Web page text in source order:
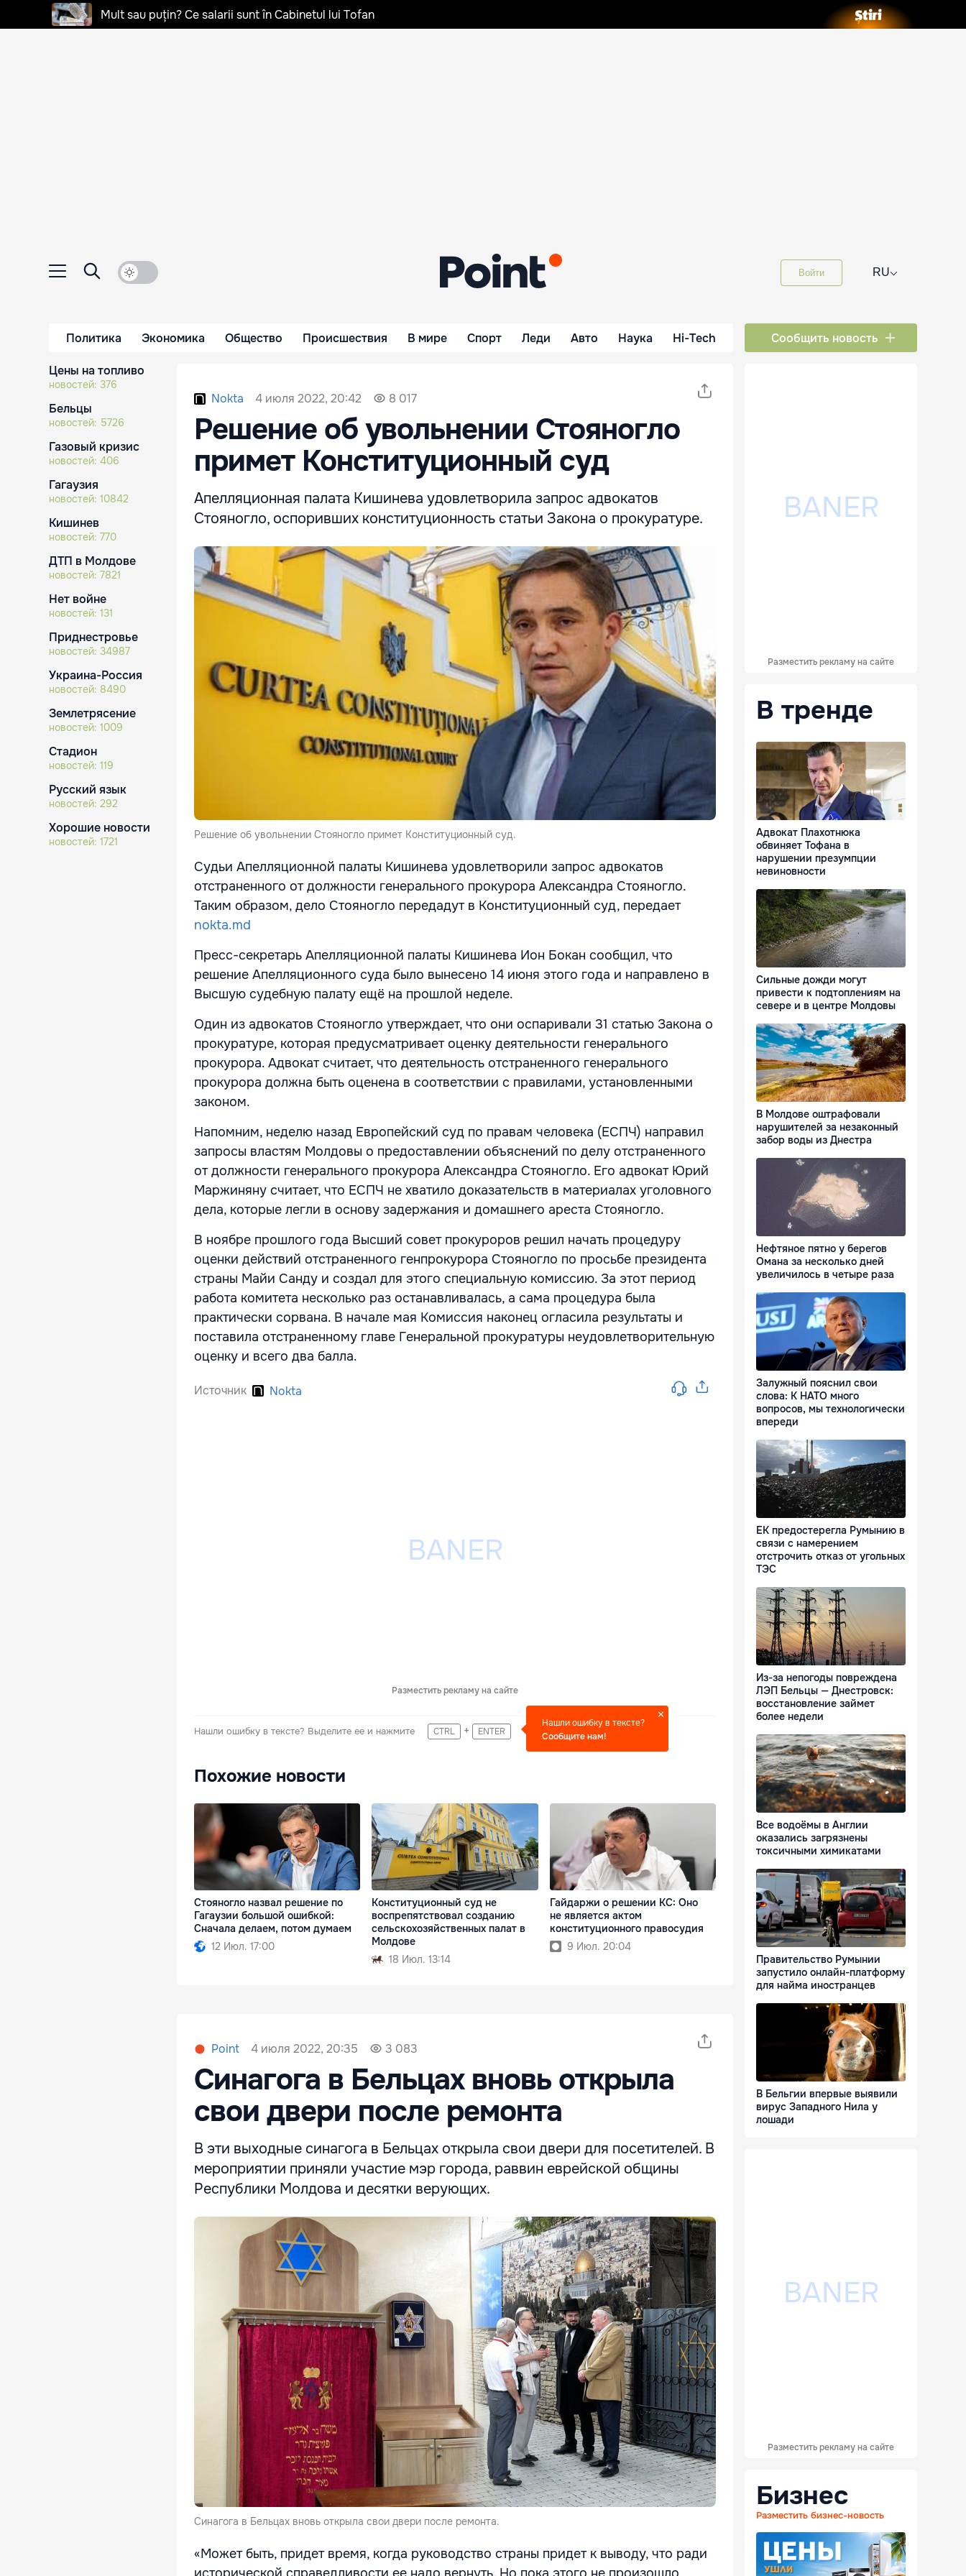
Mult sau puțin? Ce salarii sunt în Cabinetul lui Tofan
Войти RU⌵
Политика Экономика Общество Происшествия В мире Спорт Леди Авто Наука Hi-Tech Сообщить новость
Цены на топливо
новостей: 376
Бельцы
новостей: 5726
Газовый кризис
новостей: 406
Гагаузия
новостей: 10842
Кишинев
новостей: 770
ДТП в Молдове
новостей: 7821
Нет войне
новостей: 131
Приднестровье
новостей: 34987
Украина-Россия
новостей: 8490
Землетрясение
новостей: 1009
Стадион
новостей: 119
Русский язык
новостей: 292
Хорошие новости
новостей: 1721
Nokta 4 июля 2022, 20:42 8 017
Решение об увольнении Стояногло
примет Конституционный суд
Апелляционная палата Кишинева удовлетворила запрос адвокатов
Стояногло, оспоривших конституционность статьи Закона о прокуратуре.
Решение об увольнении Стояногло примет Конституционный суд.
Судьи Апелляционной палаты Кишинева удовлетворили запрос адвокатов
отстраненного от должности генерального прокурора Александра Стояногло.
Таким образом, дело Стояногло передадут в Конституционный суд, передает
nokta.md
Пресс-секретарь Апелляционной палаты Кишинева Ион Бокан сообщил, что
решение Апелляционного суда было вынесено 14 июня этого года и направлено в
Высшую судебную палату ещё на прошлой неделе.
Один из адвокатов Стояногло утверждает, что они оспаривали 31 статью Закона о
прокуратуре, которая предусматривает оценку деятельности генерального
прокурора. Адвокат считает, что деятельность отстраненного генерального
прокурора должна быть оценена в соответствии с правилами, установленными
законом.
Напомним, неделю назад Европейский суд по правам человека (ЕСПЧ) направил
запросы властям Молдовы о предоставлении объяснений по делу отстраненного
от должности генерального прокурора Александра Стояногло. Его адвокат Юрий
Маржиняну считает, что ЕСПЧ не хватило доказательств в материалах уголовного
дела, которые легли в основу задержания и домашнего ареста Стояногло.
В ноябре прошлого года Высший совет прокуроров решил начать процедуру
оценки действий отстраненного генпрокурора Стояногло по просьбе президента
страны Майи Санду и создал для этого специальную комиссию. За этот период
работа комитета несколько раз останавливалась, а сама процедура была
практически сорвана. В начале мая Комиссия наконец огласила результаты и
поставила отстраненному главе Генеральной прокуратуры неудовлетворительную
оценку и всего два балла.
Источник Nokta
Разместить рекламу на сайте
Нашли ошибку в тексте? Выделите ее и нажмите CTRL + ENTER
Нашли ошибку в тексте?
Сообщите нам!
Похожие новости
Стояногло назвал решение по
Гагаузии большой ошибкой:
Сначала делаем, потом думаем
12 Июл. 17:00
Конституционный суд не
воспрепятствовал созданию
сельскохозяйственных палат в
Молдове
18 Июл. 13:14
Гайдаржи о решении КС: Оно
не является актом
конституционного правосудия
9 Июл. 20:04
Point 4 июля 2022, 20:35 3 083
Синагога в Бельцах вновь открыла
свои двери после ремонта
В эти выходные синагога в Бельцах открыла свои двери для посетителей. В
мероприятии приняли участие мэр города, раввин еврейской общины
Республики Молдова и десятки верующих.
Синагога в Бельцах вновь открыла свои двери после ремонта.
«Может быть, придет время, когда руководство страны придет к выводу, что ради
Разместить рекламу на сайте
В тренде
Адвокат Плахотнюка
обвиняет Тофана в
нарушении презумпции
невиновности
Сильные дожди могут
привести к подтоплениям на
севере и в центре Молдовы
В Молдове оштрафовали
нарушителей за незаконный
забор воды из Днестра
Нефтяное пятно у берегов
Омана за несколько дней
увеличилось в четыре раза
Залужный пояснил свои
слова: К НАТО много
вопросов, мы технологически
впереди
ЕК предостерегла Румынию в
связи с намерением
отстрочить отказ от угольных
ТЭС
Из-за непогоды повреждена
ЛЭП Бельцы — Днестровск:
восстановление займет
более недели
Все водоёмы в Англии
оказались загрязнены
токсичными химикатами
Правительство Румынии
запустило онлайн-платформу
для найма иностранцев
В Бельгии впервые выявили
вирус Западного Нила у
лошади
Разместить рекламу на сайте
Бизнес
Разместить бизнес-новость